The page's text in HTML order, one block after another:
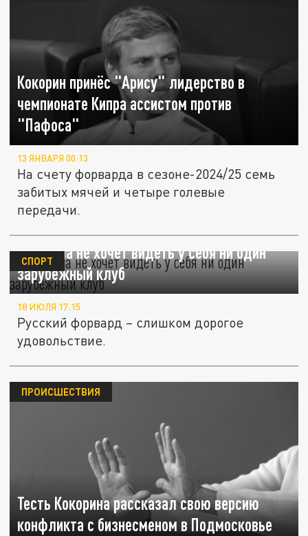
Кокорин принёс "Арису" лидерство в
чемпионате Кипра ассистом против
"Пафоса"
13 ЯНВАРЯ 00:13
На счету форварда в сезоне-2024/25 семь
забитых мячей и четыре голевые
передачи.
Кокорина не хочет видеть у себя ни один
зарубежный клуб
СПОРТ
18 ИЮЛЯ 17:15
Русский форвард – слишком дорогое
удовольствие.
Тесть Кокорина рассказал свою версию
конфликта с бизнесменом в Подмосковье
ПРОИСШЕСТВИЯ